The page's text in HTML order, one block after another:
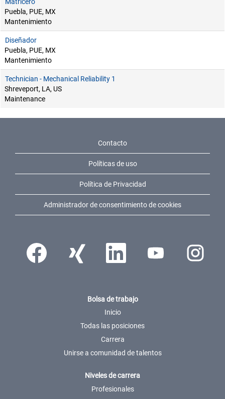
Puebla, PUE, MX
Mantenimiento
Diseñador
Puebla, PUE, MX
Mantenimiento
Technician - Mechanical Reliability 1
Shreveport, LA, US
Maintenance
Contacto
Políticas de uso
Política de Privacidad
Administrador de consentimiento de cookies
Se abre en una pestaña nueva.
Se abre en una pestaña nueva.
Se abre en una pestaña nueva.
Se abre en una pestaña
Se abre en
Bolsa de trabajo
Inicio
Todas las posiciones
Carrera
Unirse a comunidad de talentos
Niveles de carrera
Profesionales